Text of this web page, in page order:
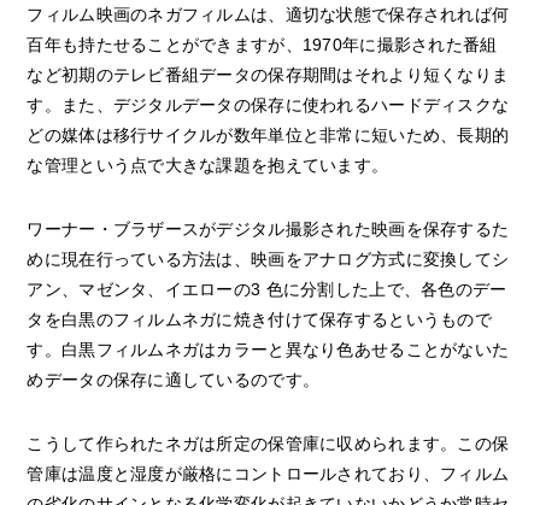
フィルム映画のネガフィルムは、適切な状態で保存されれば何
百年も持たせることができますが、1970年に撮影された番組
など初期のテレビ番組データの保存期間はそれより短くなりま
す。また、デジタルデータの保存に使われるハードディスクな
どの媒体は移行サイクルが数年単位と非常に短いため、長期的
な管理という点で大きな課題を抱えています。
ワーナー・ブラザースがデジタル撮影された映画を保存するた
めに現在行っている方法は、映画をアナログ方式に変換してシ
アン、マゼンタ、イエローの3 色に分割した上で、各色のデー
タを白黒のフィルムネガに焼き付けて保存するというもので
す。白黒フィルムネガはカラーと異なり色あせることがないた
めデータの保存に適しているのです。
こうして作られたネガは所定の保管庫に収められます。この保
管庫は温度と湿度が厳格にコントロールされており、フィルム